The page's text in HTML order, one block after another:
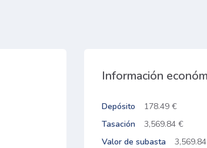
Información
Depósito
178.49 €
Tasación
3,569.84 €
Valor de subasta